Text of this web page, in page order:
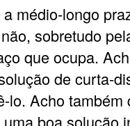
médio-longo
sobretudo
que ocupa.
de curta-
lo. Acho também
boa solução